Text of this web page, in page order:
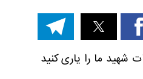
شهید ما را یاری کنید